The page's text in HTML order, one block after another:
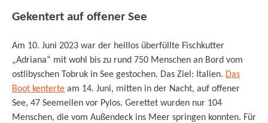
Gekentert auf offener See
Am 10. Juni 2023 war der heillos überfüllte Fischkutter
„Adriana“ mit wohl bis zu rund 750 Menschen an Bord vom
ostlibyschen Tobruk in See gestochen. Das Ziel: Italien. Das
Boot kenterte am 14. Juni, mitten in der Nacht, auf offener
See, 47 Seemeilen vor Pylos. Gerettet wurden nur 104
Menschen, die vom Außendeck ins Meer springen konnten. Für